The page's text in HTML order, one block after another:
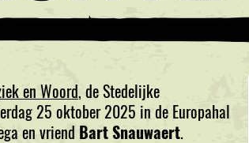
en Woord, de Stedelijke
25 oktober 2025 in de Europahal
en vriend Bart Snauwaert.